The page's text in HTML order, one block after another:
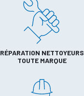
RÉPARATION NETTOYEURS
TOUTE MARQUE